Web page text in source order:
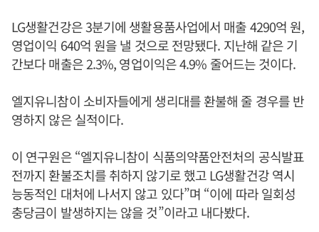
LG생활건강은 3분기에 생활용품사업에서 매출 4290억 원,
영업이익 640억 원을 낼 것으로 전망됐다. 지난해 같은 기
간보다 매출은 2.3%, 영업이익은 4.9% 줄어드는 것이다.
엘지유니참이 소비자들에게 생리대를 환불해 줄 경우를 반
영하지 않은 실적이다.
이 연구원은 “엘지유니참이 식품의약품안전처의 공식발표
전까지 환불조치를 취하지 않기로 했고 LG생활건강 역시
능동적인 대처에 나서지 않고 있다”며 “이에 따라 일회성
충당금이 발생하지는 않을 것”이라고 내다봤다.